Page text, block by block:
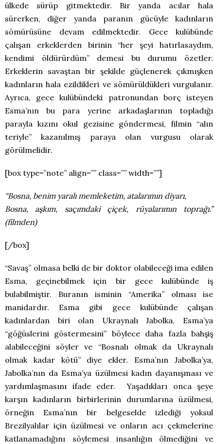
ülkede sürüp gitmektedir. Bir yanda acılar hala
sürerken, diğer yanda paranın gücüyle kadınların
sömürüsüne devam edilmektedir. Gece kulübünde
çalışan erkeklerden birinin “her şeyi hatırlasaydım,
kendimi öldürürdüm” demesi bu durumu özetler.
Erkeklerin savaştan bir şekilde güçlenerek çıkmışken
kadınların hala ezildikleri ve sömürüldükleri vurgulanır.
Ayrıca, gece kulübündeki patronundan borç isteyen
Esma’nın bu para yerine arkadaşlarının topladığı
parayla kızını okul gezisine göndermesi, filmin “alın
teriyle” kazanılmış paraya olan vurgusu olarak
görülmelidir.
[box type=”note” align=”” class=”” width=””]
“Bosna, benim yaralı memleketim, atalarımın diyarı,
Bosna, aşkım, saçımdaki çiçek, rüyalarımın toprağı.”
(filmden)
[/box]
“Savaş” olmasa belki de bir doktor olabileceği ima edilen
Esma, geçinebilmek için bir gece kulübünde iş
bulabilmiştir. Buranın isminin “Amerika” olması ise
manidardır. Esma gibi gece kulübünde çalışan
kadınlardan biri olan Ukraynalı Jabolka, Esma’ya
“göğüslerini göstermesini” böylece daha fazla bahşiş
alabileceğini söyler ve “Bosnalı olmak da Ukraynalı
olmak kadar kötü” diye ekler. Esma’nın Jabolka’ya,
Jabolka’nın da Esma’ya üzülmesi kadın dayanışması ve
yardımlaşmasını ifade eder. Yaşadıkları onca şeye
karşın kadınların birbirlerinin durumlarına üzülmesi,
örneğin Esma’nın bir belgeselde izlediği yoksul
Brezilyalılar için üzülmesi ve onların acı çekmelerine
katlanamadığını söylemesi insanlığın ölmediğini ve